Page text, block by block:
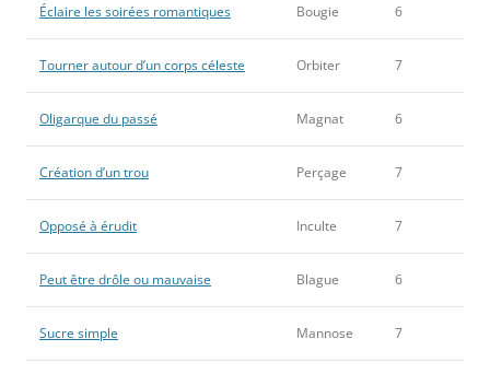
Éclaire les soirées romantiques Bougie 6
Tourner autour d’un corps céleste Orbiter 7
Oligarque du passé Magnat 6
Création d’un trou Perçage 7
Opposé à érudit Inculte 7
Peut être drôle ou mauvaise Blague 6
Sucre simple Mannose 7